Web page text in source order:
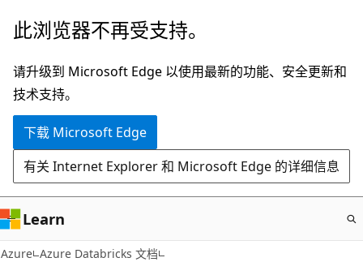
跳
主
要
内
此浏览器不再受支持。
请升级到 Microsoft Edge 以使用最新的功能、安全更新和
技术支持。
下载 Microsoft Edge
有关 Internet Explorer 和 Microsoft Edge 的详细信息
Learn
Azure Azure Databricks 文档